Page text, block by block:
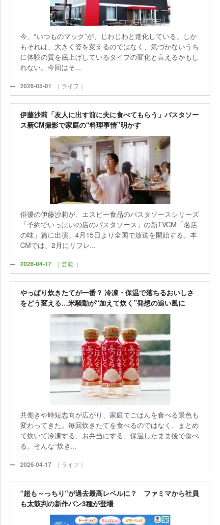
今、“いつものマック”が、じわじわと進化している。しか
もそれは、大きく姿を変えるのではなく、気づかないうち
に体験の質を底上げしているタイプの変化と言えるかもし
れない。今回はそ...
2026-05-01 ｜ライフ｜
伊藤沙莉「友人に出す前に夫に食べてもらう」パスタソー
ス新CM撮影で家庭の“料理事情”明かす
俳優の伊藤沙莉が、エスビー食品のパスタソースシリーズ
「予約でいっぱいの店のパスタソース」の新TVCM「名店
の味」篇に出演。4月15日より全国で放送を開始する。本
CMでは、2月にリフレ...
2026-04-17 ｜芸能 ｜
っぱり炊きたてが一番？ 冷凍・保温で落ちるおいしさ
をどう変える…米騒動が“加えて炊く”発想の追い風に
共働きや時短志向が広がり、家庭でごはんを食べる景色も
変わってきた。毎回炊きたてを食べるのではなく、まとめ
て炊いて冷凍する、お弁当にする、保温したまま後で食べ
る。そんな“炊き...
2026-04-17 ｜ライフ｜
“超も～っちり“が過去最高レベルに？ ファミマから社員
も太鼓判の新作パン3種が登場